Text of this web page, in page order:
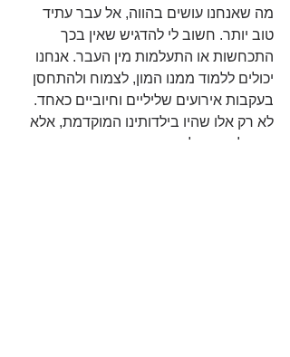
מה שאנחנו עושים בהווה, אל עבר עתיד
טוב יותר. חשוב לי להדגיש שאין בכך
התכחשות או התעלמות מין העבר. אנחנו
יכולים ללמוד ממנו המון, לצמוח ולהתחסן
בעקבות אירועים שליליים וחיוביים כאחד.
לא רק אלו שהיו בילדותינו המוקדמת, אלא
גם אלו שקרו לפני חודש.